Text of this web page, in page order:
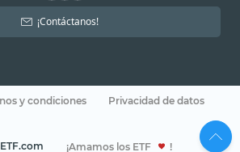
¡Contáctanos!
y condiciones
Privacidad de datos
¡Amamos los ETF !